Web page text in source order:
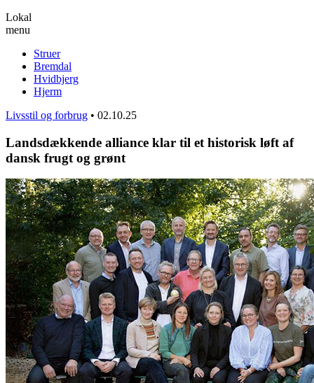
Lokal
menu
Struer
Bremdal
Hvidbjerg
Hjerm
Livsstil og forbrug • 02.10.25
Landsdækkende alliance klar til et historisk løft af
dansk frugt og grønt